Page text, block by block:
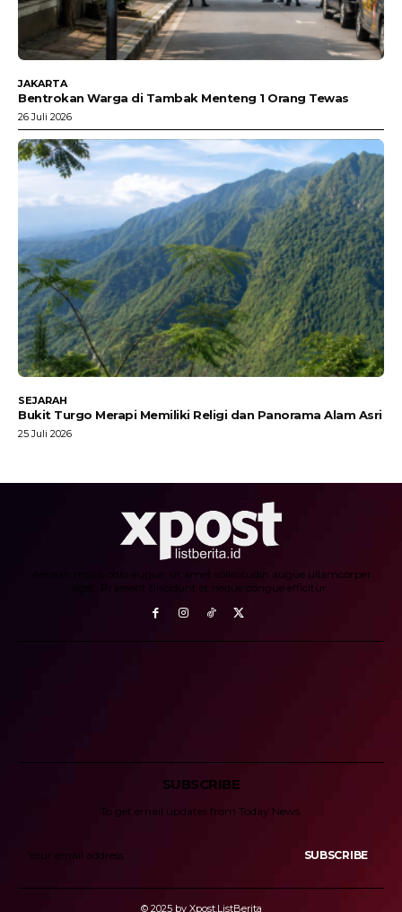
JAKARTA
Bentrokan Warga di Tambak Menteng 1 Orang Tewas
26 Juli 2026
SEJARAH
Bukit Turgo Merapi Memiliki Religi dan Panorama Alam Asri
25 Juli 2026
Aenean mollis odio augue, sit amet sollicitudin augue ullamcorper
eget. Praesent tincidunt et neque congue efficitur.
SUBSCRIBE
To get email updates from Today News.
SUBSCRIBE
© 2025 by Xpost.ListBerita